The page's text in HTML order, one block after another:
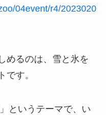
04event/r4/2023020
めるのは、雪と氷を
です。
」というテーマで、い